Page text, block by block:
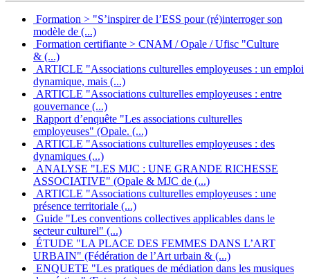
Formation > "S’inspirer de l’ESS pour (ré)interroger son
modèle de (...)
Formation certifiante > CNAM / Opale / Ufisc "Culture
& (...)
ARTICLE "Associations culturelles employeuses : un emploi
dynamique, mais (...)
ARTICLE "Associations culturelles employeuses : entre
gouvernance (...)
Rapport d’enquête "Les associations culturelles
employeuses" (Opale. (...)
ARTICLE "Associations culturelles employeuses : des
dynamiques (...)
ANALYSE "LES MJC : UNE GRANDE RICHESSE
ASSOCIATIVE" (Opale & MJC de (...)
ARTICLE "Associations culturelles employeuses : une
présence territoriale (...)
Guide "Les conventions collectives applicables dans le
secteur culturel" (...)
ÉTUDE "LA PLACE DES FEMMES DANS L’ART
URBAIN" (Fédération de l’Art urbain & (...)
ENQUETE "Les pratiques de médiation dans les musiques